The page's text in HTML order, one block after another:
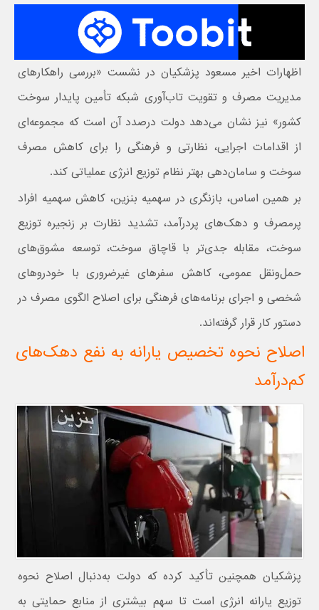
اظهارات اخیر مسعود پزشکیان در نشست «بررسی راهکارهای
مدیریت مصرف و تقویت تاب‌آوری شبکه تأمین پایدار سوخت
کشور» نیز نشان می‌دهد دولت درصدد آن است که مجموعه‌ای
از اقدامات اجرایی، نظارتی و فرهنگی را برای کاهش مصرف
سوخت و سامان‌دهی بهتر نظام توزیع انرژی عملیاتی کند.
بر همین اساس، بازنگری در سهمیه‌ بنزین، کاهش سهمیه افراد
پرمصرف و دهک‌های پردرآمد، تشدید نظارت بر زنجیره توزیع
سوخت، مقابله جدی‌تر با قاچاق سوخت، توسعه مشوق‌های
حمل‌ونقل عمومی، کاهش سفرهای غیرضروری با خودروهای
شخصی و اجرای برنامه‌های فرهنگی برای اصلاح الگوی مصرف در
دستور کار قرار گرفته‌اند.
اصلاح نحوه تخصیص یارانه به نفع دهک‌های
کم‌درآمد
پزشکیان همچنین تأکید کرده که دولت به‌دنبال اصلاح نحوه
توزیع یارانه انرژی است تا سهم بیشتری از منابع حمایتی به